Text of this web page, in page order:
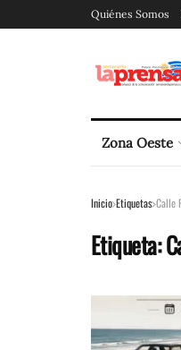
Quiénes Somos
Zona Oeste
Inicio Etiquetas Calle
Etiqueta: